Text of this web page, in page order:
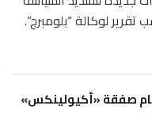
تقرير لوكالة “بلومبرج”.
صفقة «أكيولينكس»